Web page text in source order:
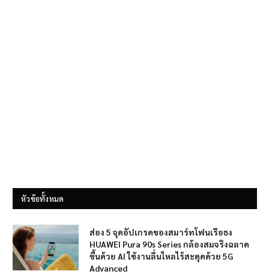
หัวข้อทั้งหมด
ส่อง 5 จุดอัปเกรดของสมาร์ทโฟนเรือธง
HUAWEI Pura 90s Series กล้องสมจริงฉลาด
ขึ้นด้วย AI ใช้งานลื่นไหลไร้สะดุดด้วย 5G
Advanced